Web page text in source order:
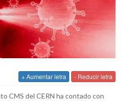
+ Aumentar letra - Reducir letra
CMS del CERN ha contado con